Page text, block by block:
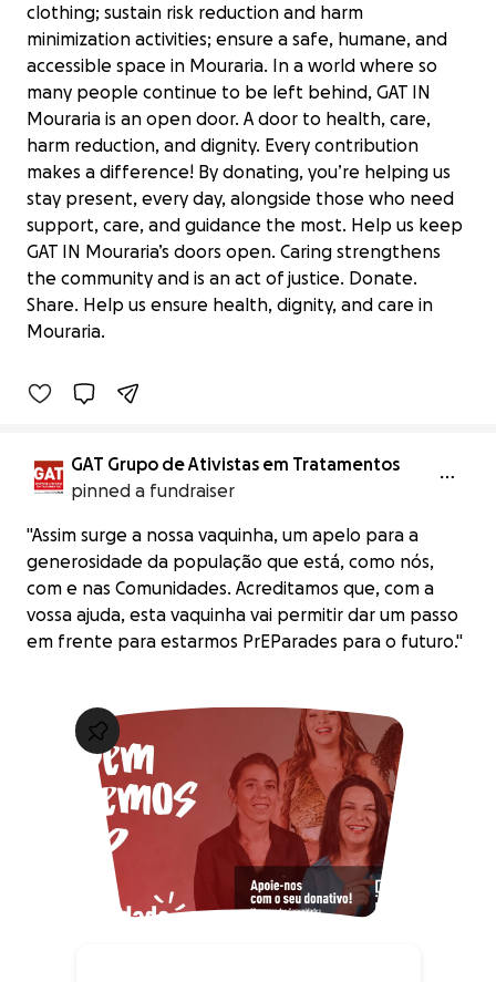
clothing; sustain risk reduction and harm
minimization activities; ensure a safe, humane, and
accessible space in Mouraria. In a world where so
many people continue to be left behind, GAT IN
Mouraria is an open door. A door to health, care,
harm reduction, and dignity. Every contribution
makes a difference! By donating, you’re helping us
stay present, every day, alongside those who need
support, care, and guidance the most. Help us keep
GAT IN Mouraria’s doors open. Caring strengthens
the community and is an act of justice. Donate.
Share. Help us ensure health, dignity, and care in
Mouraria.
Apoiar o GAT IN Mouraria: saúde e
dignidade salvam vidas
€1,587 raised
GAT Grupo de Ativistas em Tratamentos
pinned a fundraiser
"Assim surge a nossa vaquinha, um apelo para a
generosidade da população que está, como nós,
com e nas Comunidades. Acreditamos que, com a
vossa ajuda, esta vaquinha vai permitir dar um passo
em frente para estarmos PrEParades para o futuro."